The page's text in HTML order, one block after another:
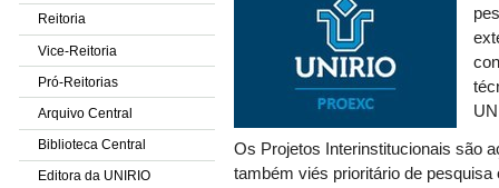
Reitoria
Vice-Reitoria
Pró-Reitorias
Arquivo Central
Biblioteca Central
Editora da UNIRIO
Os Projetos Interinstitucionais são
também viés prioritário de